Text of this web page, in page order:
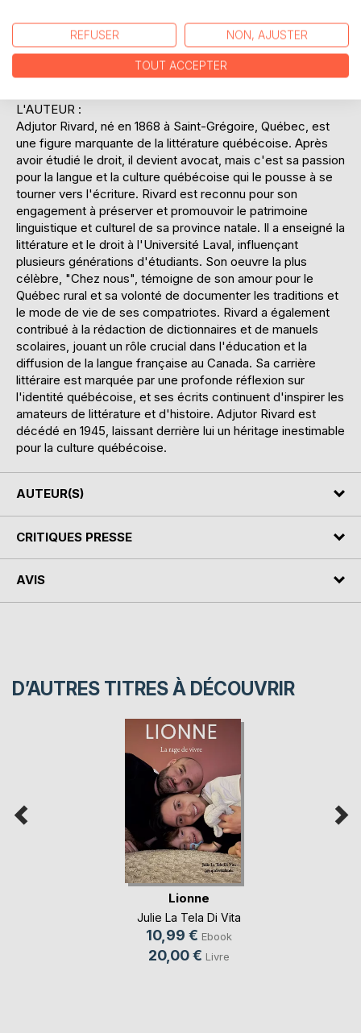
particularités du parler québécois. "Chez nous" n'est pas
seulement un hommage au passé, mais aussi une invitation
à redécouvrir la richesse culturelle d'un peuple à travers les
récits intimes de ses habitants.
L'AUTEUR :
Adjutor Rivard, né en 1868 à Saint-Grégoire, Québec, est
une figure marquante de la littérature québécoise. Après
avoir étudié le droit, il devient avocat, mais c'est sa passion
pour la langue et la culture québécoise qui le pousse à se
tourner vers l'écriture. Rivard est reconnu pour son
engagement à préserver et promouvoir le patrimoine
linguistique et culturel de sa province natale. Il a enseigné la
littérature et le droit à l'Université Laval, influençant
plusieurs générations d'étudiants. Son oeuvre la plus
célèbre, "Chez nous", témoigne de son amour pour le
Québec rural et sa volonté de documenter les traditions et
le mode de vie de ses compatriotes. Rivard a également
contribué à la rédaction de dictionnaires et de manuels
scolaires, jouant un rôle crucial dans l'éducation et la
diffusion de la langue française au Canada. Sa carrière
littéraire est marquée par une profonde réflexion sur
l'identité québécoise, et ses écrits continuent d'inspirer les
amateurs de littérature et d'histoire. Adjutor Rivard est
décédé en 1945, laissant derrière lui un héritage inestimable
pour la culture québécoise.
AUTEUR(S)
CRITIQUES PRESSE
AVIS
D’AUTRES TITRES À DÉCOUVRIR
Lionne
Julie La Tela Di Vita
10,99 € Ebook
20,00 € Livre
REFUSER NON, AJUSTER
TOUT ACCEPTER